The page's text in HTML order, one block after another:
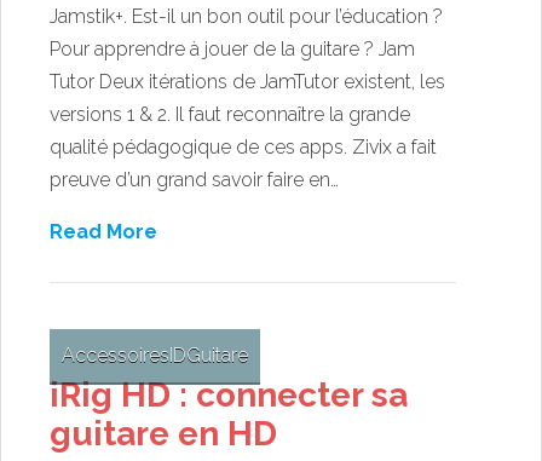
Jamstik+. Est-il un bon outil pour l’éducation ?
Pour apprendre à jouer de la guitare ? Jam
Tutor Deux itérations de JamTutor existent, les
versions 1 & 2. Il faut reconnaître la grande
qualité pédagogique de ces apps. Zivix a fait
preuve d’un grand savoir faire en…
Read More
AccessoiresIDGuitare
iRig HD : connecter sa
guitare en HD